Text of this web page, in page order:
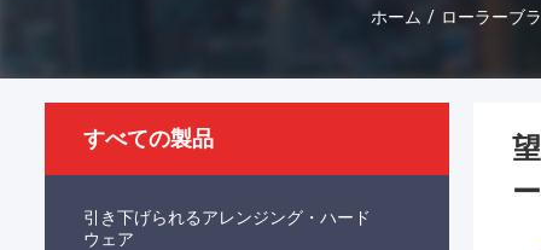
ホーム / ローラーブ
すべての製品
引き下げられるアレンジング・ハード
ウェア
ー